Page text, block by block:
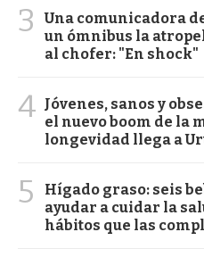
3
Una comunicadora
un ómnibus la
al chofer: "En shock"
4 Jóvenes, sanos y
el nuevo boom de la
longevidad llega a
5
Hígado graso: seis
ayudar a cuidar la
hábitos que las